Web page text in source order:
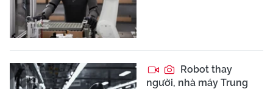
Robot thay
người, nhà máy Trung